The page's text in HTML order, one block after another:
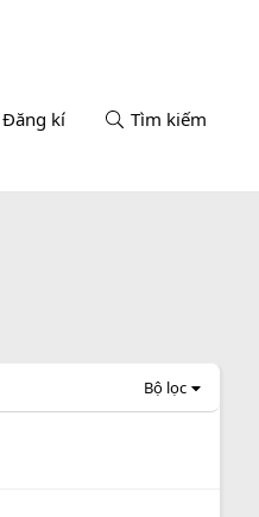
Đăng kí Tìm kiếm
Bộ lọc